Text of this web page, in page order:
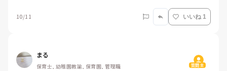
10/11 いいね 1
まる
保育士, 幼稚園教諭, 保育園, 管理職 質問主